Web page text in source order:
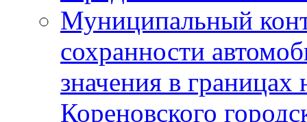
Муниципальный
сохранности
значения в
Кореновского